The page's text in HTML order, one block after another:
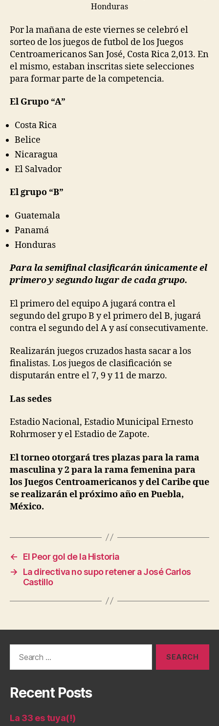
Honduras
Por la mañana de este viernes se celebró el
sorteo de los juegos de futbol de los Juegos
Centroamericanos San José, Costa Rica 2,013. En
el mismo, estaban inscritas siete selecciones
para formar parte de la competencia.
El Grupo “A”
Costa Rica
Belice
Nicaragua
El Salvador
El grupo “B”
Guatemala
Panamá
Honduras
Para la semifinal clasificarán únicamente el
primero y segundo lugar de cada grupo.
El primero del equipo A jugará contra el
segundo del grupo B y el primero del B, jugará
contra el segundo del A y así consecutivamente.
Realizarán juegos cruzados hasta sacar a los
finalistas. Los juegos de clasificación se
disputarán entre el 7, 9 y 11 de marzo.
Las sedes
Estadio Nacional, Estadio Municipal Ernesto
Rohrmoser y el Estadio de Zapote.
El torneo otorgará tres plazas para la rama
masculina y 2 para la rama femenina para
los Juegos Centroamericanos y del Caribe que
se realizarán el próximo año en Puebla,
México.
←
El Peor gol de la Historia
→
La directiva no supo retener a José Carlos
Castillo
Recent Posts
La 33 es tuya(!)